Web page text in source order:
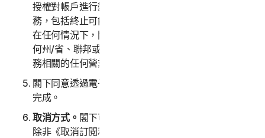
授權對帳戶進行變更，包括但不限於變更付款方式或服
務，包括終止可能會產生額外費用的訂購授權或變更。
在任何情況下，閣下個人都應承擔與購買服務相關的任
何州/省、聯邦或其他稅金。我們還保留收取與購買服
務相關的任何營業稅的權利。
閣下同意透過電子郵件向閣下傳送確認時，即表示交易
完成。
取消方式。 閣下可以隨時取消或終止訂閱，但請注意，
除非《取消訂閱和退款政策》中另有規定，否則該類取